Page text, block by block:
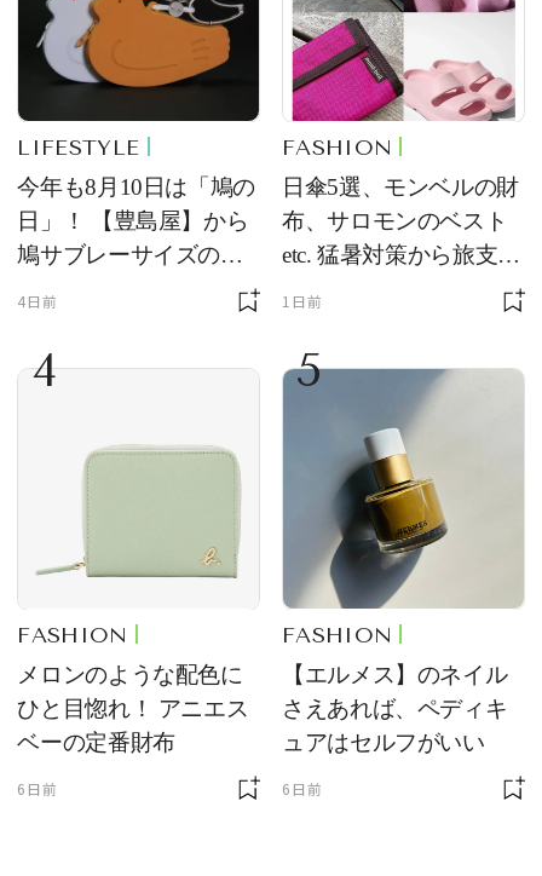
LIFESTYLE
今年も8月10日は「鳩の
日」！ 【豊島屋】から
鳩サブレーサイズのポ
ーチ「はとっこ」を限
4日前
FASHION
日傘5選、モンベルの財
布、サロモンのベスト
etc. 猛暑対策から旅支度
まで！ ｜今週の人気記
1日前
4
FASHION
メロンのような配色に
ひと目惚れ！ アニエス
ベーの定番財布
6日前
5
FASHION
【エルメス】のネイル
さえあれば、ペディキ
ュアはセルフがいい
6日前